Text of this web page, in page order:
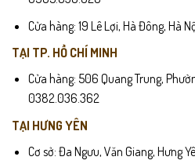
Cửa hàng: 19 Lê Lợi, Hà Đông, Hà
TẠI TP. HỒ CHÍ MINH
Cửa hàng: 506 Quang Trung,
0382.036.362
TẠI HƯNG YÊN
Cơ sở: Đa Ngưu, Văn Giang, Hưng